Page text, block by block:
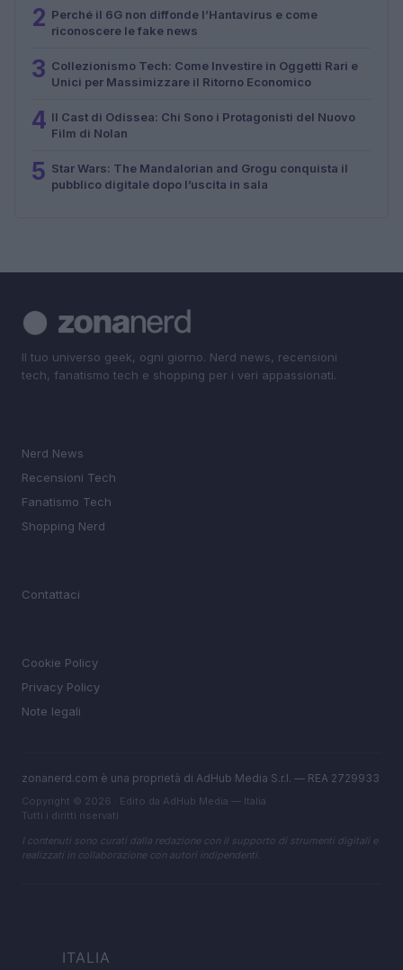
2 Perché il 6G non diffonde l’Hantavirus e come
riconoscere le fake news
3 Collezionismo Tech: Come Investire in Oggetti Rari e
Unici per Massimizzare il Ritorno Economico
4 Il Cast di Odissea: Chi Sono i Protagonisti del Nuovo
Film di Nolan
5 Star Wars: The Mandalorian and Grogu conquista il
pubblico digitale dopo l’uscita in sala
Il tuo universo geek, ogni giorno. Nerd news, recensioni
tech, fanatismo tech e shopping per i veri appassionati.
Nerd News
Recensioni Tech
Fanatismo Tech
Shopping Nerd
Contattaci
Cookie Policy
Privacy Policy
Note legali
zonanerd.com è una proprietà di AdHub Media S.r.l. — REA 2729933
Copyright © 2026 · Edito da AdHub Media — Italia
Tutti i diritti riservati
I contenuti sono curati dalla redazione con il supporto di strumenti digitali e
realizzati in collaborazione con autori indipendenti.
ITALIA